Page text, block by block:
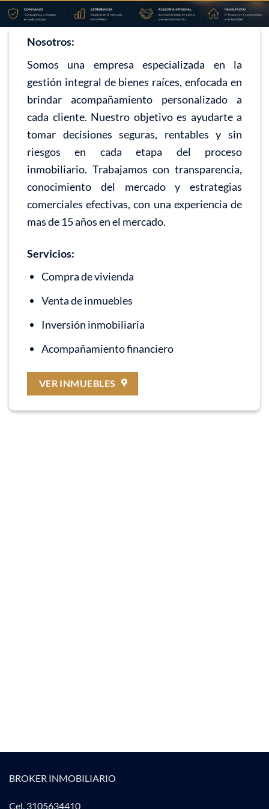
Nosotros:
Somos una empresa especializada en la
gestión integral de bienes raíces, enfocada en
brindar acompañamiento personalizado a
cada cliente. Nuestro objetivo es ayudarte a
tomar decisiones seguras, rentables y sin
riesgos en cada etapa del proceso
inmobiliario. Trabajamos con transparencia,
conocimiento del mercado y estrategias
comerciales efectivas, con una experiencia de
mas de 15 años en el mercado.
Servicios:
Compra de vivienda
Venta de inmuebles
Inversión inmobiliaria
Acompañamiento financiero
VER INMUEBLES
BROKER INMOBILIARIO
Cel. 3105634410